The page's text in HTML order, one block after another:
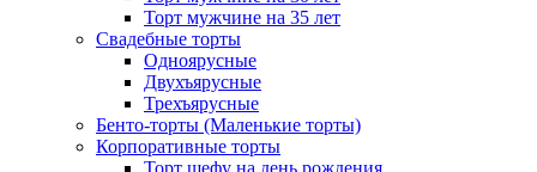
Торт мужчине на 35 лет
Свадебные торты
Одноярусные
Двухъярусные
Трехъярусные
Бенто-торты (Маленькие торты)
Корпоративные торты
Торт шефу на день рождения